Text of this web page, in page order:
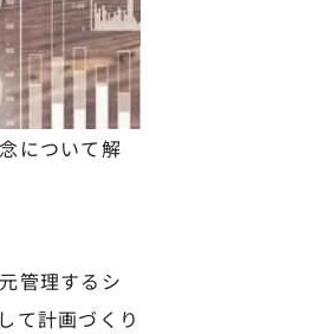
について解
管理するシ
て計画づくり